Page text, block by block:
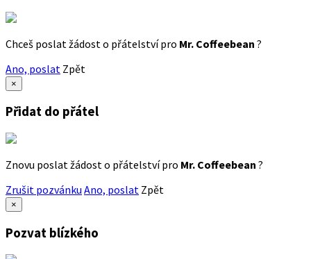
Chceš poslat žádost o přátelství pro Mr. Coffeebean ?
Ano, poslat Zpět
×
Přidat do přátel
Znovu poslat žádost o přátelství pro Mr. Coffeebean ?
Zrušit pozvánku Ano, poslat Zpět
×
Pozvat blízkého